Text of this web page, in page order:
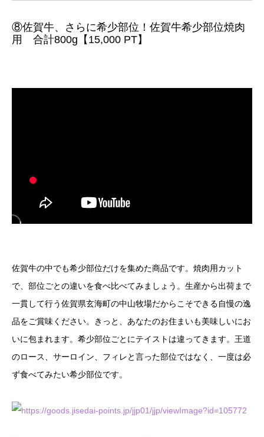
⑧佐賀牛、さらに希少部位！佐賀牛希少部位焼肉
用 合計800g【15,000 PT】
佐賀牛の中でも希少部位だけを集めた商品です。焼肉用カット
で、部位ごとの違いを食べ比べてみましょう。生産から出荷まで
一貫して行う佐賀県玄海町の中山牧場だからこそできる自慢の逸
品をご賞味ください。きっと、あなたのお住まいも美味しいにお
いに包まれます。希少部位ごとにテイストは違ってきます。王道
のロース、サーロイン、フィレと言った部位ではなく、一度は必
ず食べてみたい希少部位です。